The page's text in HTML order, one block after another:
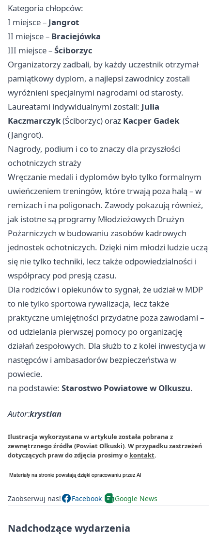
Kategoria chłopców:
I miejsce – Jangrot
II miejsce – Braciejówka
III miejsce –Ściborzyc
Organizatorzy zadbali, by każdy uczestnik otrzymał
pamiątkowy dyplom, a najlepsi zawodnicy zostali
wyróżnieni specjalnymi nagrodami od starosty.
Laureatami indywidualnymi zostali: Julia
Kaczmarczyk(Ściborzyc) oraz Kacper Gadek
(Jangrot).
Nagrody, podium i co to znaczy dla przyszłości
ochotniczych straży
Wręczanie medali i dyplomów było tylko formalnym
uwieńczeniem treningów, które trwają poza halą – w
remizach i na poligonach. Zawody pokazują również,
jak istotne są programy Młodzieżowych Drużyn
Pożarniczych w budowaniu zasobów kadrowych
jednostek ochotniczych. Dzięki nim młodzi ludzie uczą
się nie tylko techniki, lecz także odpowiedzialności i
współpracy pod presją czasu.
Dla rodziców i opiekunów to sygnał, że udział w MDP
to nie tylko sportowa rywalizacja, lecz także
praktyczne umiejętności przydatne poza zawodami –
od udzielania pierwszej pomocy po organizację
działań zespołowych. Dla służb to z kolei inwestycja w
następców i ambasadorów bezpieczeństwa w
powiecie.
na podstawie: Starostwo Powiatowe w Olkuszu.
Autor:krystian
Ilustracja wykorzystana w artykule została pobrana z
zewnętrznego źródła (Powiat Olkuski). W przypadku zastrzeżeń
dotyczących praw do zdjęcia prosimy o kontakt.
Zaobserwuj nas! Facebook Google News
Nadchodzące wydarzenia